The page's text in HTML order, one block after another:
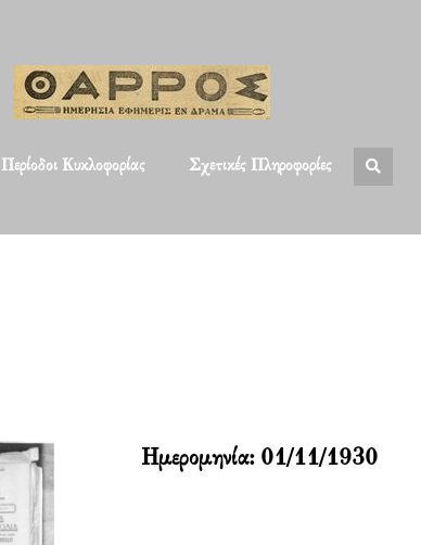
Περίοδοι Κυκλοφορίας Σχετικές Πληροφορίες
Ημερομηνία: 01/11/1930